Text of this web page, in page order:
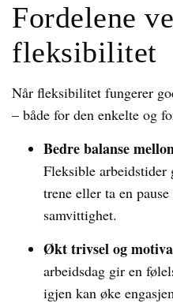
Fordelene
fleksibilitet
Når fleksibilitet fungerer
– både for den enkelte og
Bedre balanse
Fleksible arbeidstider
trene eller ta en
samvittighet.
Økt trivsel og
arbeidsdag gir en
igjen kan øke